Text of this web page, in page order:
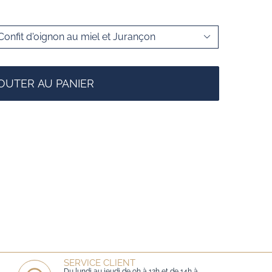

AU PANIER
SERVICE CLIENT